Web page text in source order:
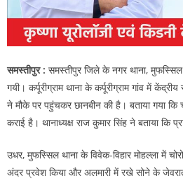
समस्तीपुर : समस्तीपुर जिले के नगर थाना, मुफस्सिल
गयी। कर्पूरीग्राम थाना के कर्पूरीग्राम गांव में
ने मौके पर पहुंचकर छानबीन की है। बताया गया कि
कराई है। थानाध्यक्ष राज कुमार सिंह ने बताया कि
उधर, मुफस्सिल थाना के विवेक-विहार मोहल्ला में
अंदर प्रवेश किया और अलमारी में रखे सोने के